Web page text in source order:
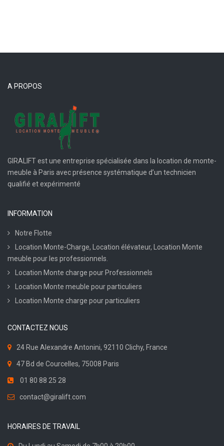
A PROPOS
GIRALIFT est une entreprise spécialisée dans la location de monte-
meuble à Paris avec présence systématique d’un technicien
qualifié et expérimenté
INFORMATION
Notre Flotte
Location Monte-Charge, Location élévateur, Location Monte
meuble pour les professionnels.
Location Monte charge pour Professionnels
Location Monte meuble pour particuliers
Location Monte charge pour particuliers
CONTACTEZ NOUS
24 Rue Alexandre Antonini, 92110 Clichy, France
47 Bd de Courcelles, 75008 Paris
01 80 88 25 28
contact@giralift.com
HORAIRES DE TRAVAIL